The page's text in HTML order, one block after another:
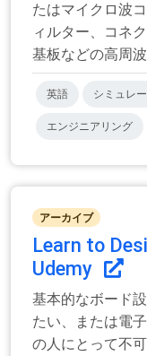
たはマイクロ波
ィルター、コネ
基板などの高周
英語 シミュレ
エンジニアリング
アーカイブ
Learn to
Udemy
基本的なボード
たい、または電
の人にとって不